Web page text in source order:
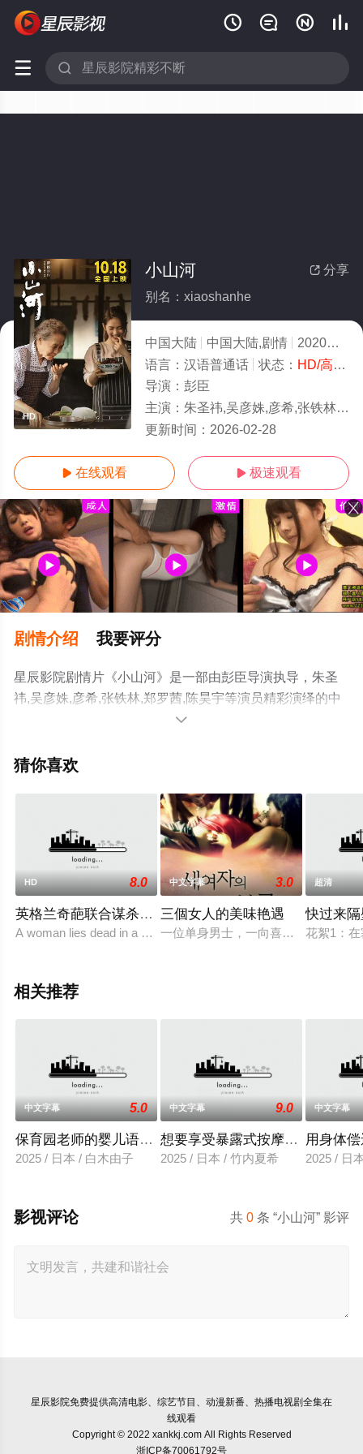
   
 
HD
 分享
小山河
别名：xiaoshanhe
中国大陆 中国大陆,剧情 2020
8.0
语言： 汉语普通话 状态： HD/高清
导演： 彭臣
主演： 朱圣祎,吴彦姝,彦希,张铁林,郑罗茜,陈昊宇
更新时间： 2026-02-28
 在线观看  极速观看
剧情介绍 我要评分
星辰影院剧情片《小山河》是一部由彭臣导演执导，朱圣
祎,吴彦姝,彦希,张铁林,郑罗茜,陈昊宇等演员精彩演绎的中
国大陆电影，手机免费观看高清未删减完整版电影大全就
或剧情网等平台了解。

猜你喜欢
HD 8.0
英格兰奇葩联合谋杀事件
A woman lies dead in a Nottingham flat, her terrified
中文字幕 3.0
三個女人的美味艳遇
一位单身男士，一向喜欢做白日梦，
超清
快过来
花絮1：
相关推荐
中文字幕 5.0
保育园老师的婴儿语让人超兴奋
2025 / 日本 / 白木由子
中文字幕 9.0
想要享受暴露式按摩的已婚女子
2025 / 日本 / 竹内夏希
中文字幕
用身体
2025 / 日
共0 条 “小山河” 影评
影视评论
星辰影院免费提供高清电影、综艺节目、动漫新番、热播电视剧全集在
线观看
Copyright © 2022 xankkj.com All Rights Reserved
浙ICP备70061792号